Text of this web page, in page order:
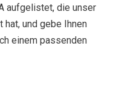
aufgelistet, die unser
und gebe Ihnen
einem passenden